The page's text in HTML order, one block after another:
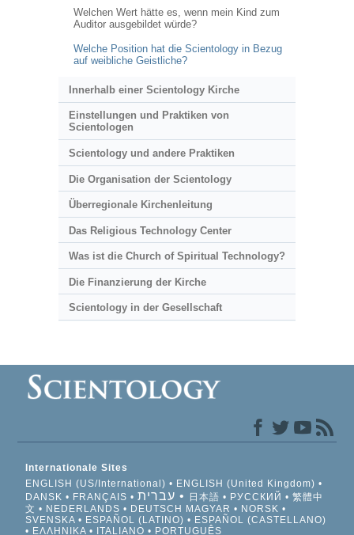
Welchen Wert hätte es, wenn mein Kind zum
Auditor ausgebildet würde?
Welche Position hat die Scientology in Bezug
auf weibliche Geistliche?
Innerhalb einer Scientology Kirche
Einstellungen und Praktiken von
Scientologen
Scientology und andere Praktiken
Die Organisation der Scientology
Überregionale Kirchenleitung
Das Religious Technology Center
Was ist die Church of Spiritual Technology?
Die Finanzierung der Kirche
Scientology in der Gesellschaft
Internationale Sites
ENGLISH (US/International)
ENGLISH (United Kingdom)
DANSK
FRANÇAIS עברית 日本語 РУССКИЙ
繁體中
文
NEDERLANDS DEUTSCH MAGYAR
NORSK
SVENSKA
ESPAÑOL (LATINO)
ESPAÑOL (CASTELLANO)
ΕΛΛΗΝΙΚA
ITALIANO PORTUGUÊS